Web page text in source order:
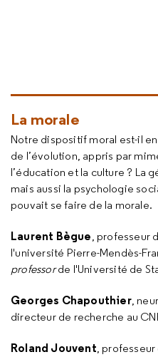
La morale
Notre dispositif moral est-il
de l’évolution, appris par
l’éducation et la culture ? La
mais aussi la psychologie
pouvait se faire de la morale.
Laurent Bègue, professeur
l'université Pierre-Mendès-
professorde l'Université de
Georges Chapouthier,
directeur de recherche au
Roland Jouvent,